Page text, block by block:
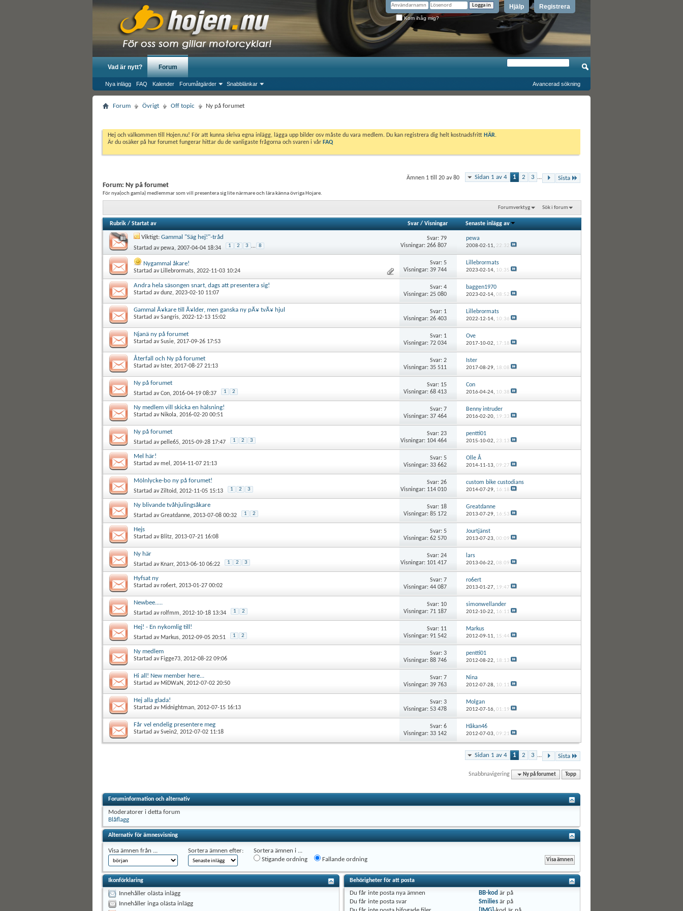
Registrera
Hjälp
Kom ihåg mig?
Vad är nytt? Forum
Nya inlägg FAQ Kalender Forumåtgärder Snabblänkar Avancerad sökning
Forum Övrigt Off topic Ny på forumet
Hej och välkommen till Hojen.nu! För att kunna skriva egna inlägg, lägga upp bilder osv måste du vara medlem. Du kan registrera dig helt kostnadsfritt HÄR.
Är du osäker på hur forumet fungerar hittar du de vanligaste frågorna och svaren i vår FAQ
Sidan 1 av 4 1 2 3 ... Sista
Ämnen 1 till 20 av 80
Forum: Ny på forumet
För nya(och gamla) medlemmar som vill presentera sig lite närmare och lära känna övriga Hojare.
Forumverktyg Sök i forum
Rubrik / Startat av Svar/ Visningar Senaste inlägg av
Viktigt: Gammal "Säg hej!"-tråd
Startad avpewa, 2007-04-04 18:34 1 2 3 ... 8
Svar: 79
Visningar: 266 807
pewa
2008-02-11, 22:32
Nygammal åkare!
Startad av Lillebrormats, 2022-11-03 10:24
Svar: 5
Visningar: 39 744
Lillebrormats
2023-02-14, 10:35
Andra hela säsongen snart, dags att presentera sig!
Startad avdunz, 2023-02-10 11:07
Svar: 4
Visningar: 25 080
baggen1970
2023-02-14,08:52
Gammal Ã¥kare till Ã¥lder, men ganska ny pÃ¥ tvÃ¥ hjul
Startad avSangris, 2022-12-13 15:02
Svar: 1
Visningar: 26 403
Lillebrormats
2022-12-14, 10:36
Njanä ny på forumet
Startad avSusie, 2017-09-26 17:53
Svar: 1
Visningar: 72 034
Ove
2017-10-02, 17:18
Återfall och Ny på forumet
Startad av Ister, 2017-08-27 21:13
Svar: 2
Visningar: 35 511
Ister
2017-08-29, 18:08
Ny på forumet
Startad avCon, 2016-04-19 08:37 1 2
Svar: 15
Visningar: 68 413
Con
2016-04-24, 10:38
Ny medlem vill skicka en hälsning!
Startad av Nikola, 2016-02-20 00:51
Svar: 7
Visningar: 37 464
Benny intruder
2016-02-20, 19:33
Ny på forumet
Startad avpelle65, 2015-09-28 17:47 1 2 3
Svar: 23
Visningar: 104 464
pentti01
2015-10-02, 23:13
Mel här!
Startad avmel , 2014-11-07 21:13
Svar: 5
Visningar: 33 662
Olle Å
2014-11-13,09:27
Mölnlycke-bo ny på forumet!
Startad avZiltoid, 2012-11-05 15:13 1 2 3
Svar: 26
Visningar: 114 010
custom bike custodians
2014-07-29, 16:18
Ny blivande tvåhjulingsåkare
Startad avGreatdanne, 2013-07-08 00:32 1 2
Svar: 18
Visningar: 85 172
Greatdanne
2013-07-29, 16:53
Hejs
Startad av Blitz, 2013-07-21 16:08
Svar: 5
Visningar: 62 570
Jourtjänst
2013-07-23,00:09
Ny här
Startad av Knarr, 2013-06-10 06:22 1 2 3
Svar: 24
Visningar: 101 417
lars
2013-06-22,08:09
Hyfsat ny
Startad avro6ert, 2013-01-27 00:02
Svar: 7
Visningar: 44 087
ro6ert
2013-01-27, 19:47
Newbee.....
Startad avrolfmm, 2012-10-18 13:34 1 2
Svar: 10
Visningar: 71 187
simonwellander
2012-10-22, 16:11
Hej! - En nykomlig till!
Startad av Markus, 2012-09-05 20:51 1 2
Svar: 11
Visningar: 91 542
Markus
2012-09-11, 15:44
Ny medlem
Startad av Figge73, 2012-08-22 09:06
Svar: 3
Visningar: 88 746
pentti01
2012-08-22, 18:13
Hi all! New member here...
Startad av MiDWaN , 2012-07-02 20:50
Svar: 7
Visningar: 39 763
Nina
2012-07-28, 10:11
Hej alla glada!
Startad av Midnightman, 2012-07-15 16:13
Svar: 3
Visningar: 53 478
Molgan
2012-07-16,01:19
Får vel endelig presentere meg
Startad avSvein2, 2012-07-02 11:18
Svar: 6
Visningar: 33 142
Håkan46
2012-07-03,09:21
Sidan 1 av 4 1 2 3 ... Sista
Snabbnavigering Ny på forumet Topp
Foruminformation och alternativ
Moderatorer i detta forum
Blåflagg
Alternativ för ämnesvisning
Visa ämnen från ... Sortera ämnen efter:
Sortera ämnen i ...
Stigande ordning
Fallande ordning
Ikonförklaring
Innehåller olästa inlägg
Innehåller inga olästa inlägg
Behörigheter för att posta
Du får inteposta nya ämnen
Du får inteposta svar
BB-kod är på
Smiliesär på